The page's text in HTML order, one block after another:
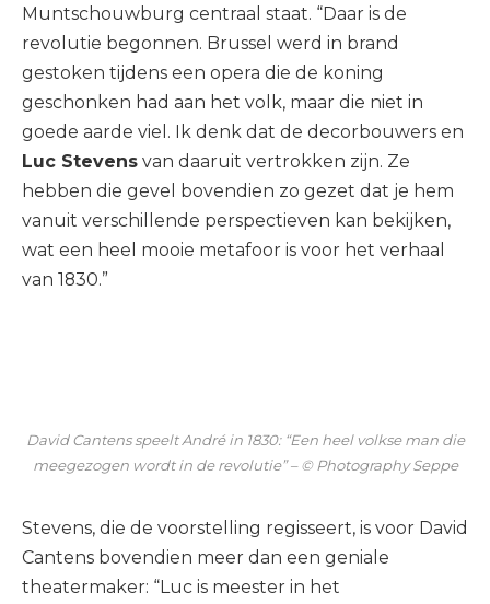
Muntschouwburg centraal staat. “Daar is de
revolutie begonnen. Brussel werd in brand
gestoken tijdens een opera die de koning
geschonken had aan het volk, maar die niet in
goede aarde viel. Ik denk dat de decorbouwers en
Luc Stevens van daaruit vertrokken zijn. Ze
hebben die gevel bovendien zo gezet dat je hem
vanuit verschillende perspectieven kan bekijken,
wat een heel mooie metafoor is voor het verhaal
van 1830.”
David Cantens speelt André in 1830: “Een heel volkse man die
meegezogen wordt in de revolutie” – © Photography Seppe
Stevens, die de voorstelling regisseert, is voor David
Cantens bovendien meer dan een geniale
theatermaker: “Luc is meester in het